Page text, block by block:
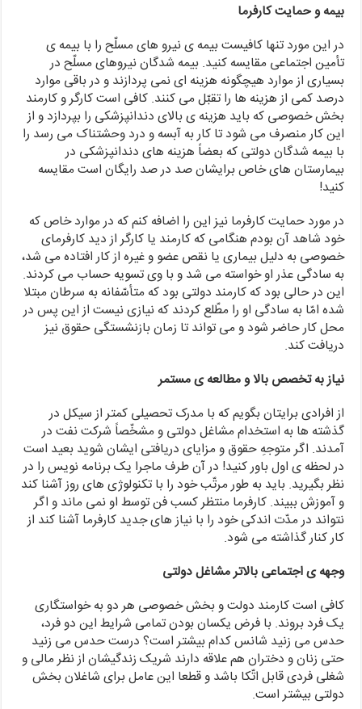
بیمه و حمایت کارفرما
در این مورد تنها کافیست بیمه ی نیرو های مسلّح را با بیمه ی
تأمین اجتماعی مقایسه کنید. بیمه شدگان نیروهای مسلّح در
بسیاری از موارد هیچگونه هزینه ای نمی پردازند و در باقی موارد
درصد کمی از هزینه ها را تقبّل می کنند. کافی است کارگر و کارمند
بخش خصوصی که باید هزینه ی بالای دندانپزشکی را بپردازد و از
این کار منصرف می شود تا کار به آبسه و درد وحشتناک می رسد را
با بیمه شدگان دولتی که بعضاً هزینه های دندانپزشکی در
بیمارستان های خاص برایشان صد در صد رایگان است مقایسه
کنید!
در مورد حمایت کارفرما نیز این را اضافه کنم که در موارد خاص که
خود شاهد آن بودم هنگامی که کارمند یا کارگر از دید کارفرمای
خصوصی به دلیل بیماری یا نقص عضو و غیره از کار افتاده می شد،
به سادگی عذر او خواسته می شد و با وی تسویه حساب می کردند.
این در حالی بود که کارمند دولتی بود که متأسّفانه به سرطان مبتلا
شده امّا به سادگی او را مطّلع کردند که نیازی نیست از این پس در
محل کار حاضر شود و می تواند تا زمان بازنشستگی حقوق نیز
دریافت کند.
نیاز به تخصص بالا و مطالعه ی مستمر
از افرادی برایتان بگویم که با مدرک تحصیلی کمتر از سیکل در
گذشته ها به استخدام مشاغل دولتی و مشخّصاً شرکت نفت در
آمدند. اگر متوجهِ حقوق و مزایای دریافتی ایشان شوید بعید است
در لحظه ی اول باور کنید! در آن طرف ماجرا یک برنامه نویس را در
نظر بگیرید. باید به طور مرتّب خود را با تکنولوژی های روز آشنا کند
و آموزش ببیند. کارفرما منتظر کسب فن توسط او نمی ماند و اگر
نتواند در مدّت اندکی خود را با نیاز های جدید کارفرما آشنا کند از
کار کنار گذاشته می شود.
وجهه ی اجتماعی بالاتر مشاغل دولتی
کافی است کارمند دولت و بخش خصوصی هر دو به خواستگاری
یک فرد بروند. با فرض یکسان بودن تمامی شرایط این دو فرد،
حدس می زنید شانس کدام بیشتر است؟ درست حدس می زنید
حتی زنان و دختران هم علاقه دارند شریک زندگیشان از نظر مالی و
شغلی فردی قابل اتّکا باشد و قطعا این عامل برای شاغلان بخش
دولتی بیشتر است.